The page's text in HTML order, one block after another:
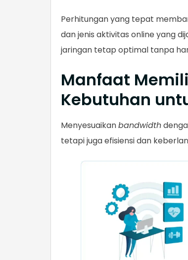
Perhitungan yang tepat
dan jenis aktivitas online yang
jaringan tetap optimal tanpa
Manfaat
Kebutuhan
Menyesuaikanbandwidth
tetapi juga efisiensi dan